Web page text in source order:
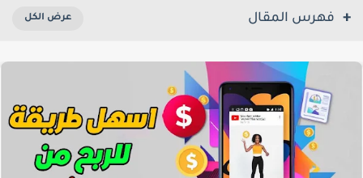
فهرس المقال